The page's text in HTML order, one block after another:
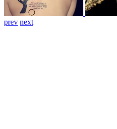
prev next